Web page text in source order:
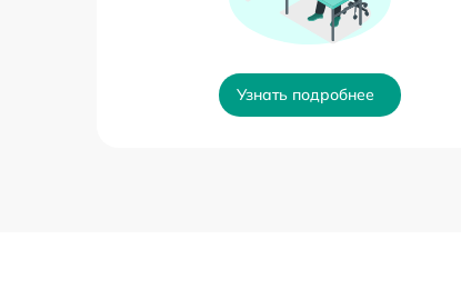
Узнать подробнее